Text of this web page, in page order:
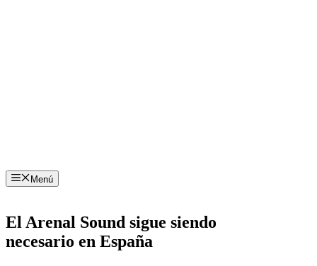
Menú
El Arenal Sound sigue siendo
necesario en España